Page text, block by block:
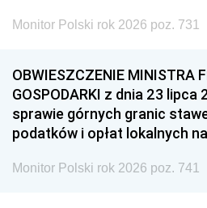
Monitor Polski rok 2026 poz. 731
OBWIESZCZENIE MINISTRA
GOSPODARKI z dnia 23 lipca
sprawie górnych granic
podatków i opłat lokalnych
Monitor Polski rok 2026 poz. 741